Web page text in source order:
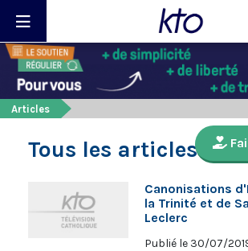
Articles
Tous les articles
Canonisations
la Trinité et de
Leclerc
Publié le 30/07/